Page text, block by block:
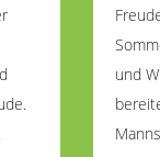
und